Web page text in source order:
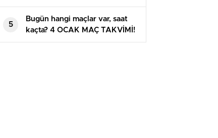
Arda’yı maç sonu soyunma
odasına çekti
5
Bugün hangi maçlar var, saat
kaçta? 4 OCAK MAÇ TAKVİMİ!
Bu akşam maç var mı?